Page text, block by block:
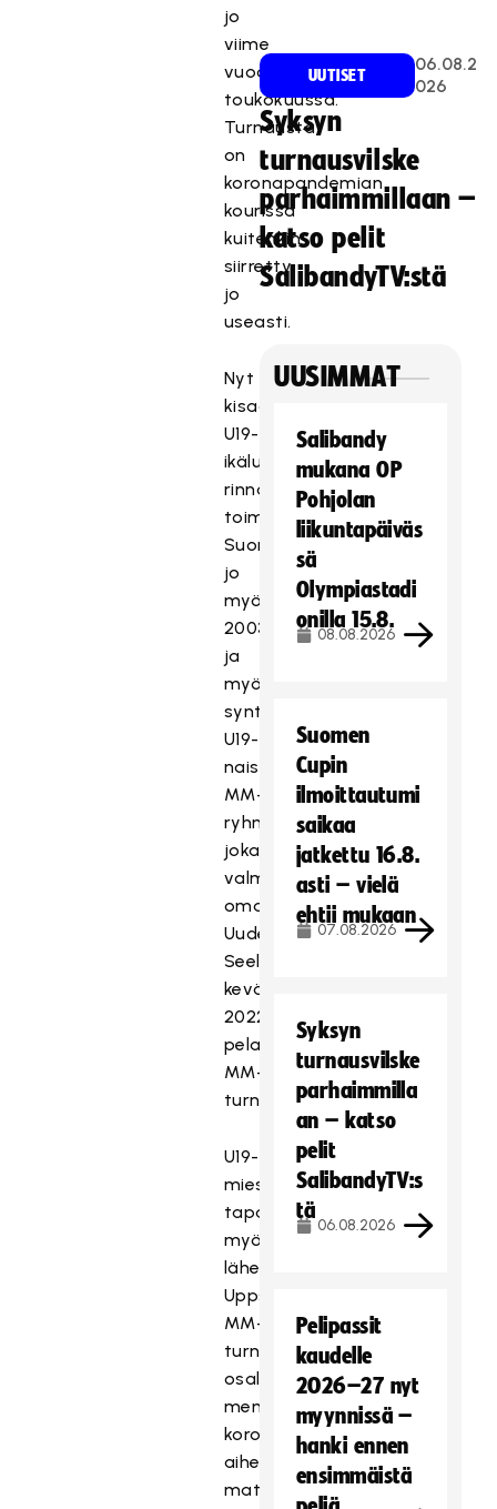
jo
viime
vuoden
toukokuussa.
Turnausta
on
koronapandemian
kourissa
kuitenkin
siirretty
jo
useasti.
Nyt
kisaavan
U19-
ikäluokan
rinnalla
toimii
Suomella
jo
myös
2003
ja
myöhemmin
syntyneiden
U19-
naisten
MM-
ryhmä,
joka
valmistautuu
omaan
Uudessa-
Seelannissa
keväällä
2022
pelattavaan
MM-
turnaukseensa.
U19-
miesten
tapaan
myös
lähestyvän
Uppsalan
MM-
turnauksen
osallistujalista
menee
koronan
aiheuttamien
matkustusrajoitusten
UUTISET
06.08.2
026
Syksyn
turnausvilske
parhaimmillaan –
katso pelit
SalibandyTV:stä
UUSIMMAT
Salibandy
mukana OP
Pohjolan
liikuntapäiväs
sä
Olympiastadi
onilla 15.8.
08.08.2026
Suomen
Cupin
ilmoittautumi
saikaa
jatkettu 16.8.
asti – vielä
ehtii mukaan
07.08.2026
Syksyn
turnausvilske
parhaimmilla
an – katso
pelit
SalibandyTV:s
tä
06.08.2026
Pelipassit
kaudelle
2026–27 nyt
myynnissä –
hanki ennen
ensimmäistä